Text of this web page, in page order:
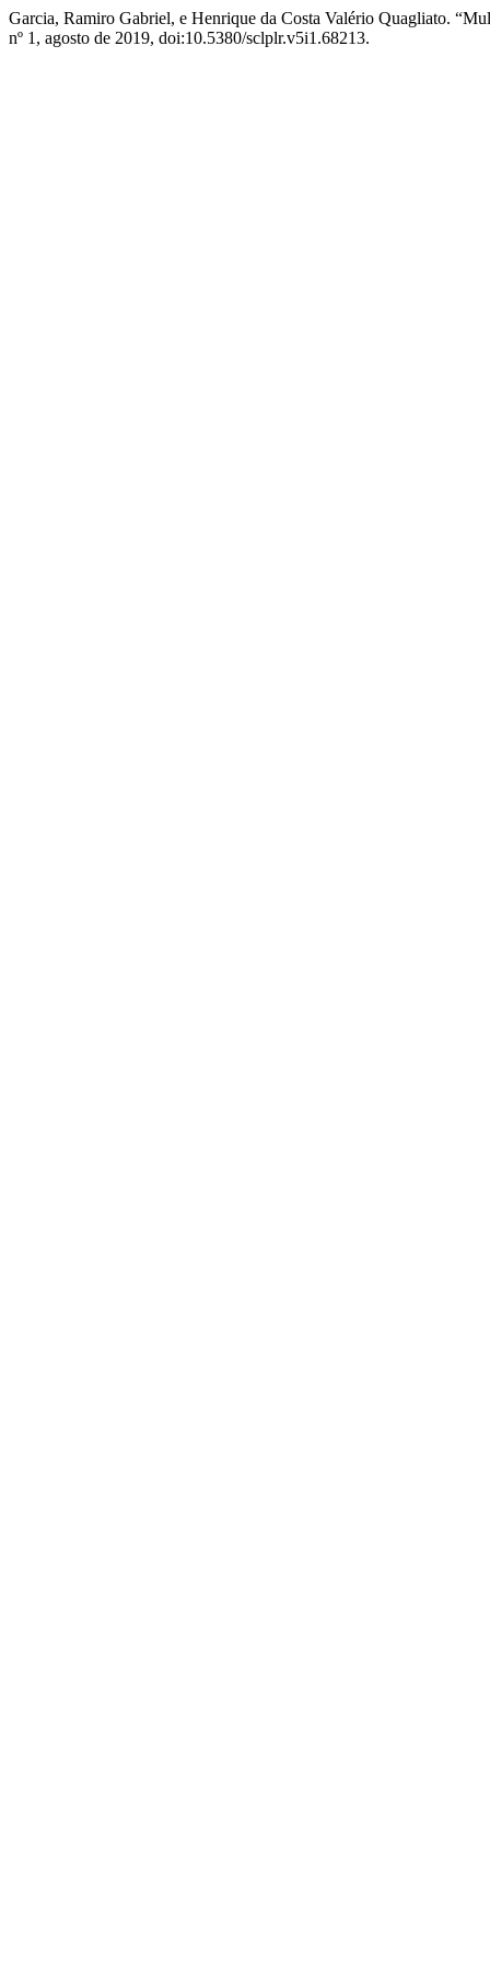
Garcia, Ramiro Gabriel, e Henrique da Costa Valério Quagliato.
nº 1, agosto de 2019, doi:10.5380/sclplr.v5i1.68213.